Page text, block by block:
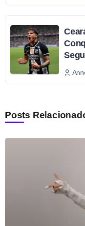
Posts